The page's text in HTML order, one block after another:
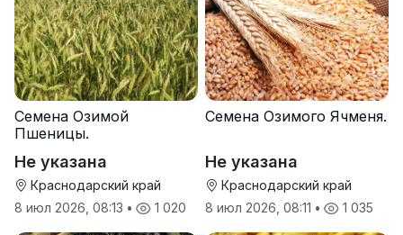
Семена Озимой
Пшеницы.
Не указана
Краснодарский край
8 июл 2026, 08:13 • 1 020
Семена Озимого Ячменя.
Не указана
Краснодарский край
8 июл 2026, 08:11 • 1 035